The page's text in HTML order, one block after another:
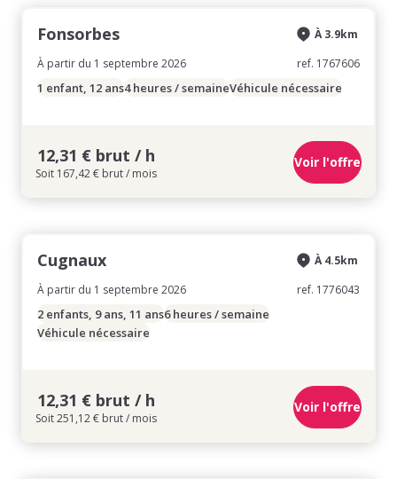
Fonsorbes
À partir du 1 septembre 2026
À 3.9km
ref. 1767606
1 enfant, 12 ans4 heures / semaineVéhicule nécessaire
12,31 € brut / h
Soit 167,42 € brut / mois
Voir l'offre
Cugnaux
À partir du 1 septembre 2026
À 4.5km
ref. 1776043
2 enfants, 9 ans, 11 ans6 heures / semaine
Véhicule nécessaire
12,31 € brut / h
Soit 251,12 € brut / mois
Voir l'offre